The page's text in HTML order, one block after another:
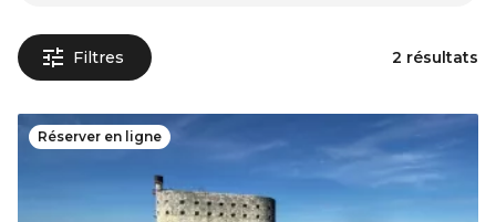
Filtres 2 résultats
Réserver en ligne